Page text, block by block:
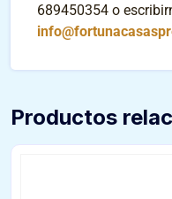
689450354 o
Productos